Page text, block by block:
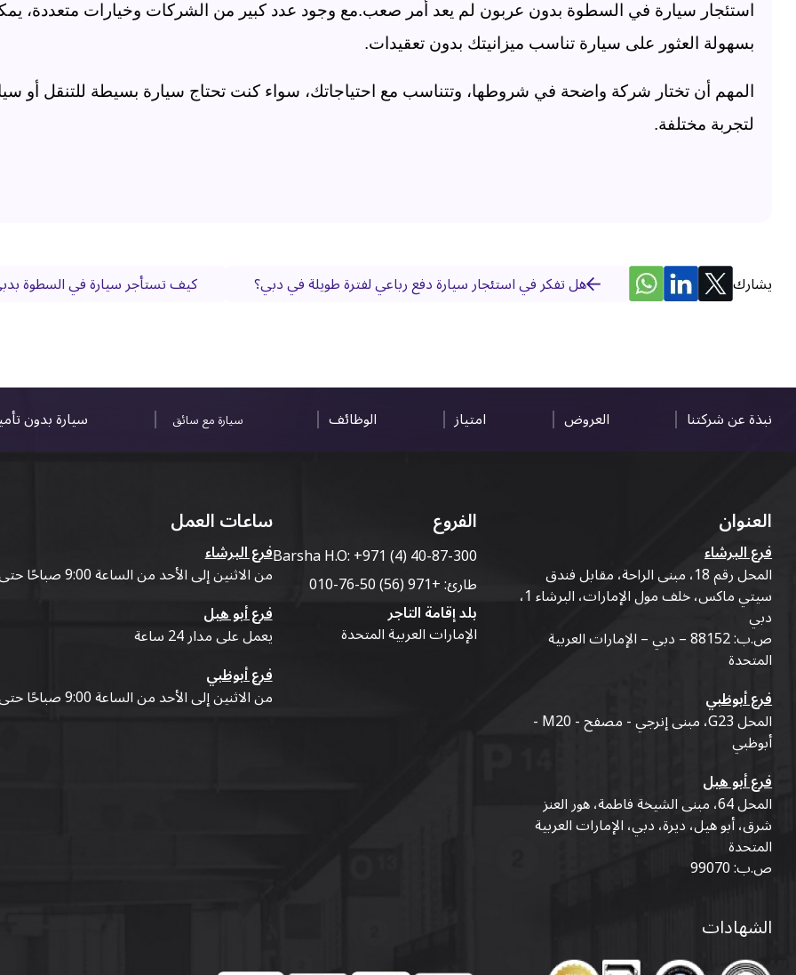
استئجار سيارة في السطوة بدون عربون لم يعد أمر صعب.مع وجود عدد كبير من الشركات وخيارات متعددة،
بسهولة العثور على سيارة تناسب ميزانيتك بدون تعقيدات.
المهم أن تختار شركة واضحة في شروطها، وتتناسب مع احتياجاتك، سواء كنت تحتاج سيارة بسيطة للتنقل أو
لتجربة مختلفة.
يشارك هل تفكر في استئجار سيارة دفع رباعي لفترة طويلة في دبي؟ كيف تستأجر سيارة في السطوة
نبذة عن شركتنا العروض امتياز الوظائف سيارة مع سائق سيارة بدون
العنوان
فرع البرشاء
المحل رقم 18، مبنى الراحة، مقابل فندق
سيتي ماكس، خلف مول الإمارات، البرشاء 1،
دبي
ص.ب: 88152 – دبي – الإمارات العربية
المتحدة
فرع أبوظبي
المحل G23، مبنى إنرجي - مصفح - M20 -
أبوظبي
فرع أبو هيل
المحل 64، مبنى الشيخة فاطمة، هور العنز
شرق، أبو هيل، ديرة، دبي، الإمارات العربية
المتحدة
ص.ب: 99070
الفروع
Barsha H.O:+971 (4) 40-87-300
طارئ:+971 (56) 50-76-010
بلد إقامة التاجر
الإمارات العربية المتحدة
ساعات العمل
فرع البرشاء
من الاثنين إلى الأحد من الساعة 9:00 صباحًا حتى 07:00 مساءً
فرع أبو هيل
يعمل على مدار 24 ساعة
فرع أبوظبي
من الاثنين إلى الأحد من الساعة 9:00 صباحًا حتى 07:00 مساءً
الشهادات